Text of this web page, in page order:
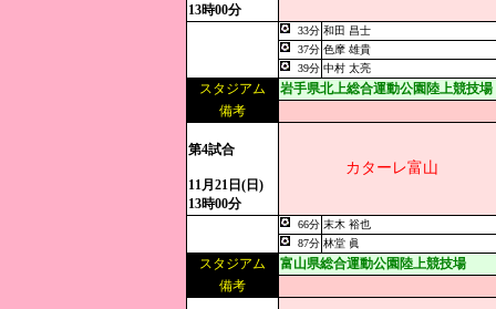
13時00分
33分 和田 昌士
37分 色摩 雄貴
39分 中村 太亮
スタジアム
岩手県北上総合運動公園陸上競技場
備考
第4試合
11月21日(日)
13時00分
カターレ富山
66分 末木 裕也
87分 林堂 眞
スタジアム
富山県総合運動公園陸上競技場
備考